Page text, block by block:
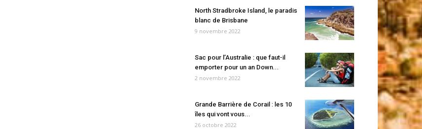
North Stradbroke Island, le paradis
blanc de Brisbane
9 novembre 2022
Sac pour l’Australie : que faut-il
emporter pour un an Down...
2 novembre 2022
Grande Barrière de Corail : les 10
îles qui vont vous...
26 octobre 2022